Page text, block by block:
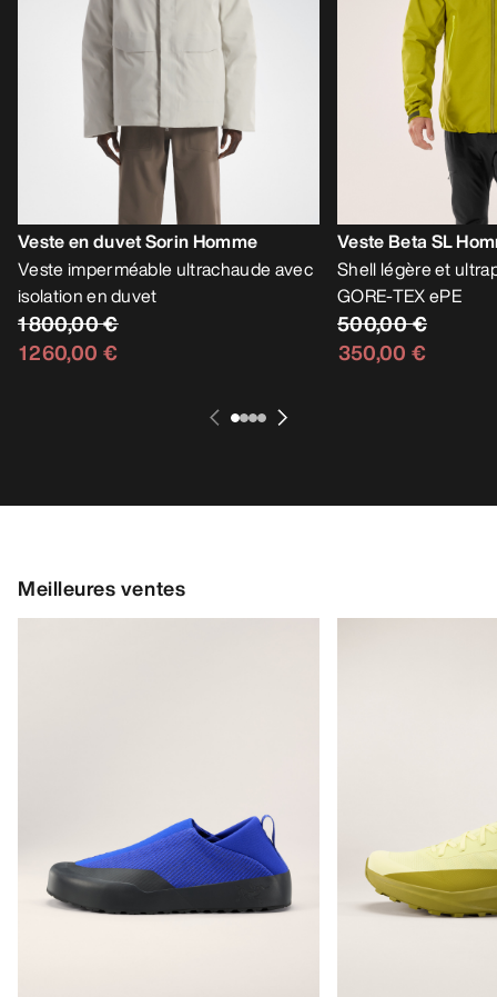
Veste en duvet Sorin Homme
Veste imperméable ultrachaude avec
isolation en duvet
1 800,00 €
1 260,00 €
Veste Beta SL
Shell légère et
GORE-TEX ePE
500,00 €
350,00 €
Meilleures ventes